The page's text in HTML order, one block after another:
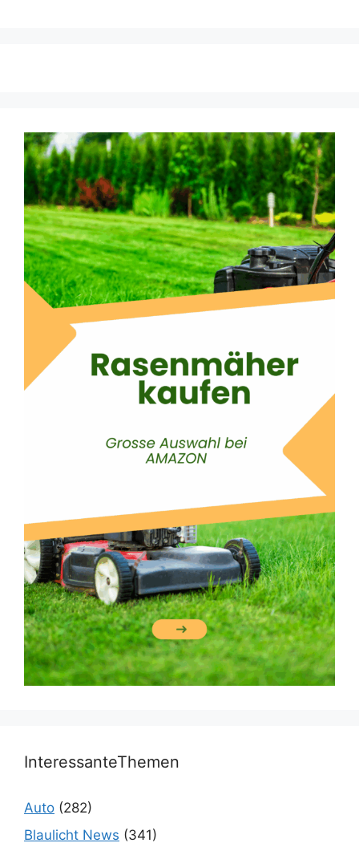
InteressanteThemen
Auto (282)
Blaulicht News (341)